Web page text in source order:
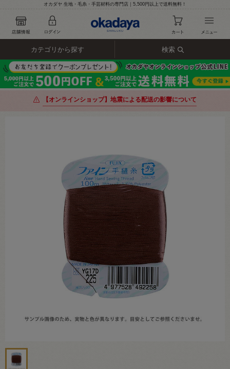
オカダヤ 生地・毛糸・手芸材料の専門店｜5,500円以上で送料無料！
カテゴリから探す 検索
【オンラインショップ】地震による配送の影響について